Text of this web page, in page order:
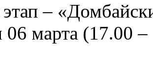
–
06 марта (17.00